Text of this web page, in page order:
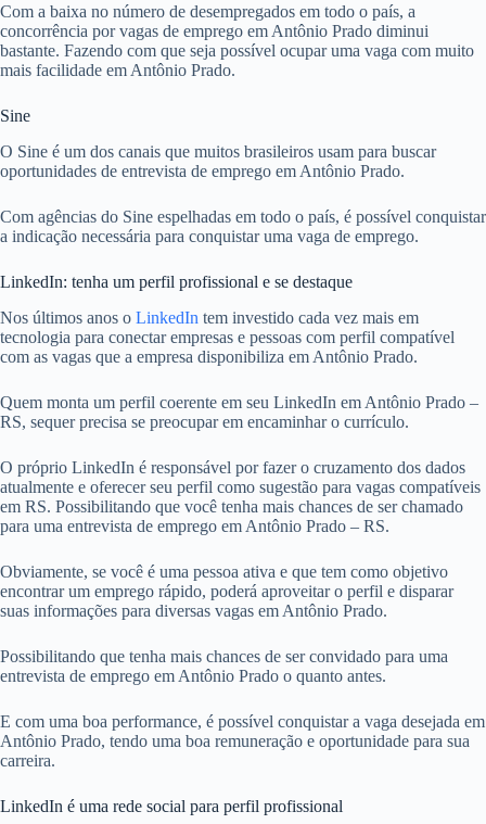
Com a baixa no número de desempregados em todo o país, a
concorrência por vagas de emprego em Antônio Prado diminui
bastante. Fazendo com que seja possível ocupar uma vaga com muito
mais facilidade em Antônio Prado.
Sine
O Sine é um dos canais que muitos brasileiros usam para buscar
oportunidades de entrevista de emprego em Antônio Prado.
Com agências do Sine espelhadas em todo o país, é possível conquistar
a indicação necessária para conquistar uma vaga de emprego.
LinkedIn: tenha um perfil profissional e se destaque
Nos últimos anos o LinkedIn tem investido cada vez mais em
tecnologia para conectar empresas e pessoas com perfil compatível
com as vagas que a empresa disponibiliza em Antônio Prado.
Quem monta um perfil coerente em seu LinkedIn em Antônio Prado –
RS, sequer precisa se preocupar em encaminhar o currículo.
O próprio LinkedIn é responsável por fazer o cruzamento dos dados
atualmente e oferecer seu perfil como sugestão para vagas compatíveis
em RS. Possibilitando que você tenha mais chances de ser chamado
para uma entrevista de emprego em Antônio Prado – RS.
Obviamente, se você é uma pessoa ativa e que tem como objetivo
encontrar um emprego rápido, poderá aproveitar o perfil e disparar
suas informações para diversas vagas em Antônio Prado.
Possibilitando que tenha mais chances de ser convidado para uma
entrevista de emprego em Antônio Prado o quanto antes.
E com uma boa performance, é possível conquistar a vaga desejada em
Antônio Prado, tendo uma boa remuneração e oportunidade para sua
carreira.
LinkedIn é uma rede social para perfil profissional